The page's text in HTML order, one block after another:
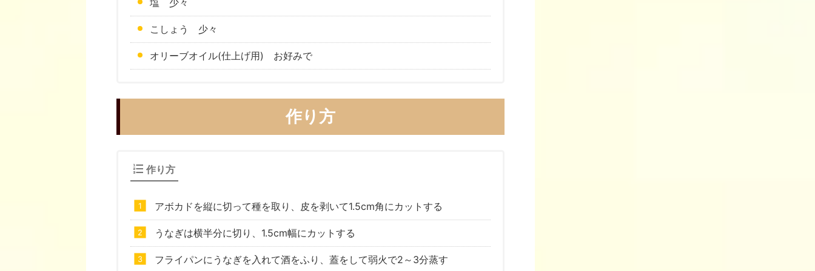
塩 少々
こしょう 少々
オリーブオイル(仕上げ用) お好みで
作り方
作り方
アボカドを縦に切って種を取り、皮を剥いて1.5cm角にカットする
うなぎは横半分に切り、1.5cm幅にカットする
フライパンにうなぎを入れて酒をふり、蓋をして弱火で2～3分蒸す